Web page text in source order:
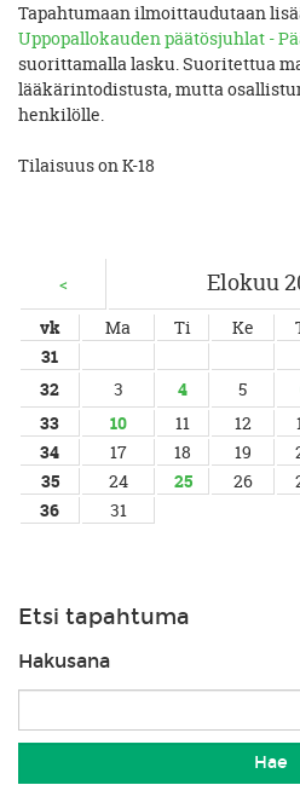
Tapahtumaan ilmoittaudutaan
Uppopallokauden päätösjuhlat -
suorittamalla lasku. Suoritettua
lääkärintodistusta, mutta
henkilölle.
Tilaisuus on K-18
< Elokuu
vk
Ma Ti Ke
31
32
3 4 5
33
10 11 12
34
17 18 19
35
24 25 26
36
31
Etsi tapahtuma
Hakusana